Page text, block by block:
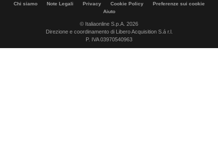
Chi siamo Note Legali Privacy Cookie Policy
Preferenze sui cookie
Aiuto
© Italiaonline S.p.A. 2026
Direzione e coordinamento di Libero Acquisition S.á r.l.
P. IVA 03970540963